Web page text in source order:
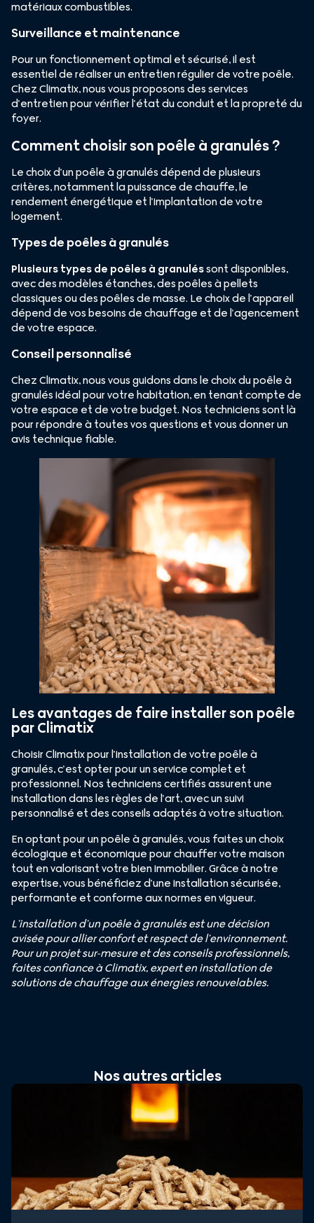
matériaux combustibles.
Surveillance et maintenance
Pour un fonctionnement optimal et sécurisé, il est
essentiel de réaliser un entretien régulier de votre poêle.
Chez Climatix, nous vous proposons des services
d’entretien pour vérifier l’état du conduit et la propreté du
foyer.
Comment choisir son poêle à granulés ?
Le choix d’un poêle à granulés dépend de plusieurs
critères, notamment la puissance de chauffe, le
rendement énergétique et l’implantation de votre
logement.
Types de poêles à granulés
Plusieurs types de poêles à granuléssont disponibles,
avec des modèles étanches, des poêles à pellets
classiques ou des poêles de masse. Le choix de l’appareil
dépend de vos besoins de chauffage et de l’agencement
de votre espace.
Conseil personnalisé
Chez Climatix, nous vous guidons dans le choix du poêle à
granulés idéal pour votre habitation, en tenant compte de
votre espace et de votre budget. Nos techniciens sont là
pour répondre à toutes vos questions et vous donner un
avis technique fiable.
Les avantages de faire installer son poêle
par Climatix
Choisir Climatix pour l’installation de votre poêle à
granulés, c’est opter pour un service complet et
professionnel. Nos techniciens certifiés assurent une
installation dans les règles de l’art, avec un suivi
personnalisé et des conseils adaptés à votre situation.
En optant pour un poêle à granulés, vous faites un choix
écologique et économique pour chauffer votre maison
tout en valorisant votre bien immobilier. Grâce à notre
expertise, vous bénéficiez d’une installation sécurisée,
performante et conforme aux normes en vigueur.
L’installation d’un poêle à granulés est une décision
avisée pour allier confort et respect de l’environnement.
Pour un projet sur-mesure et des conseils professionnels,
faites confiance à Climatix, expert en installation de
solutions de chauffage aux énergies renouvelables.
Nos autres articles